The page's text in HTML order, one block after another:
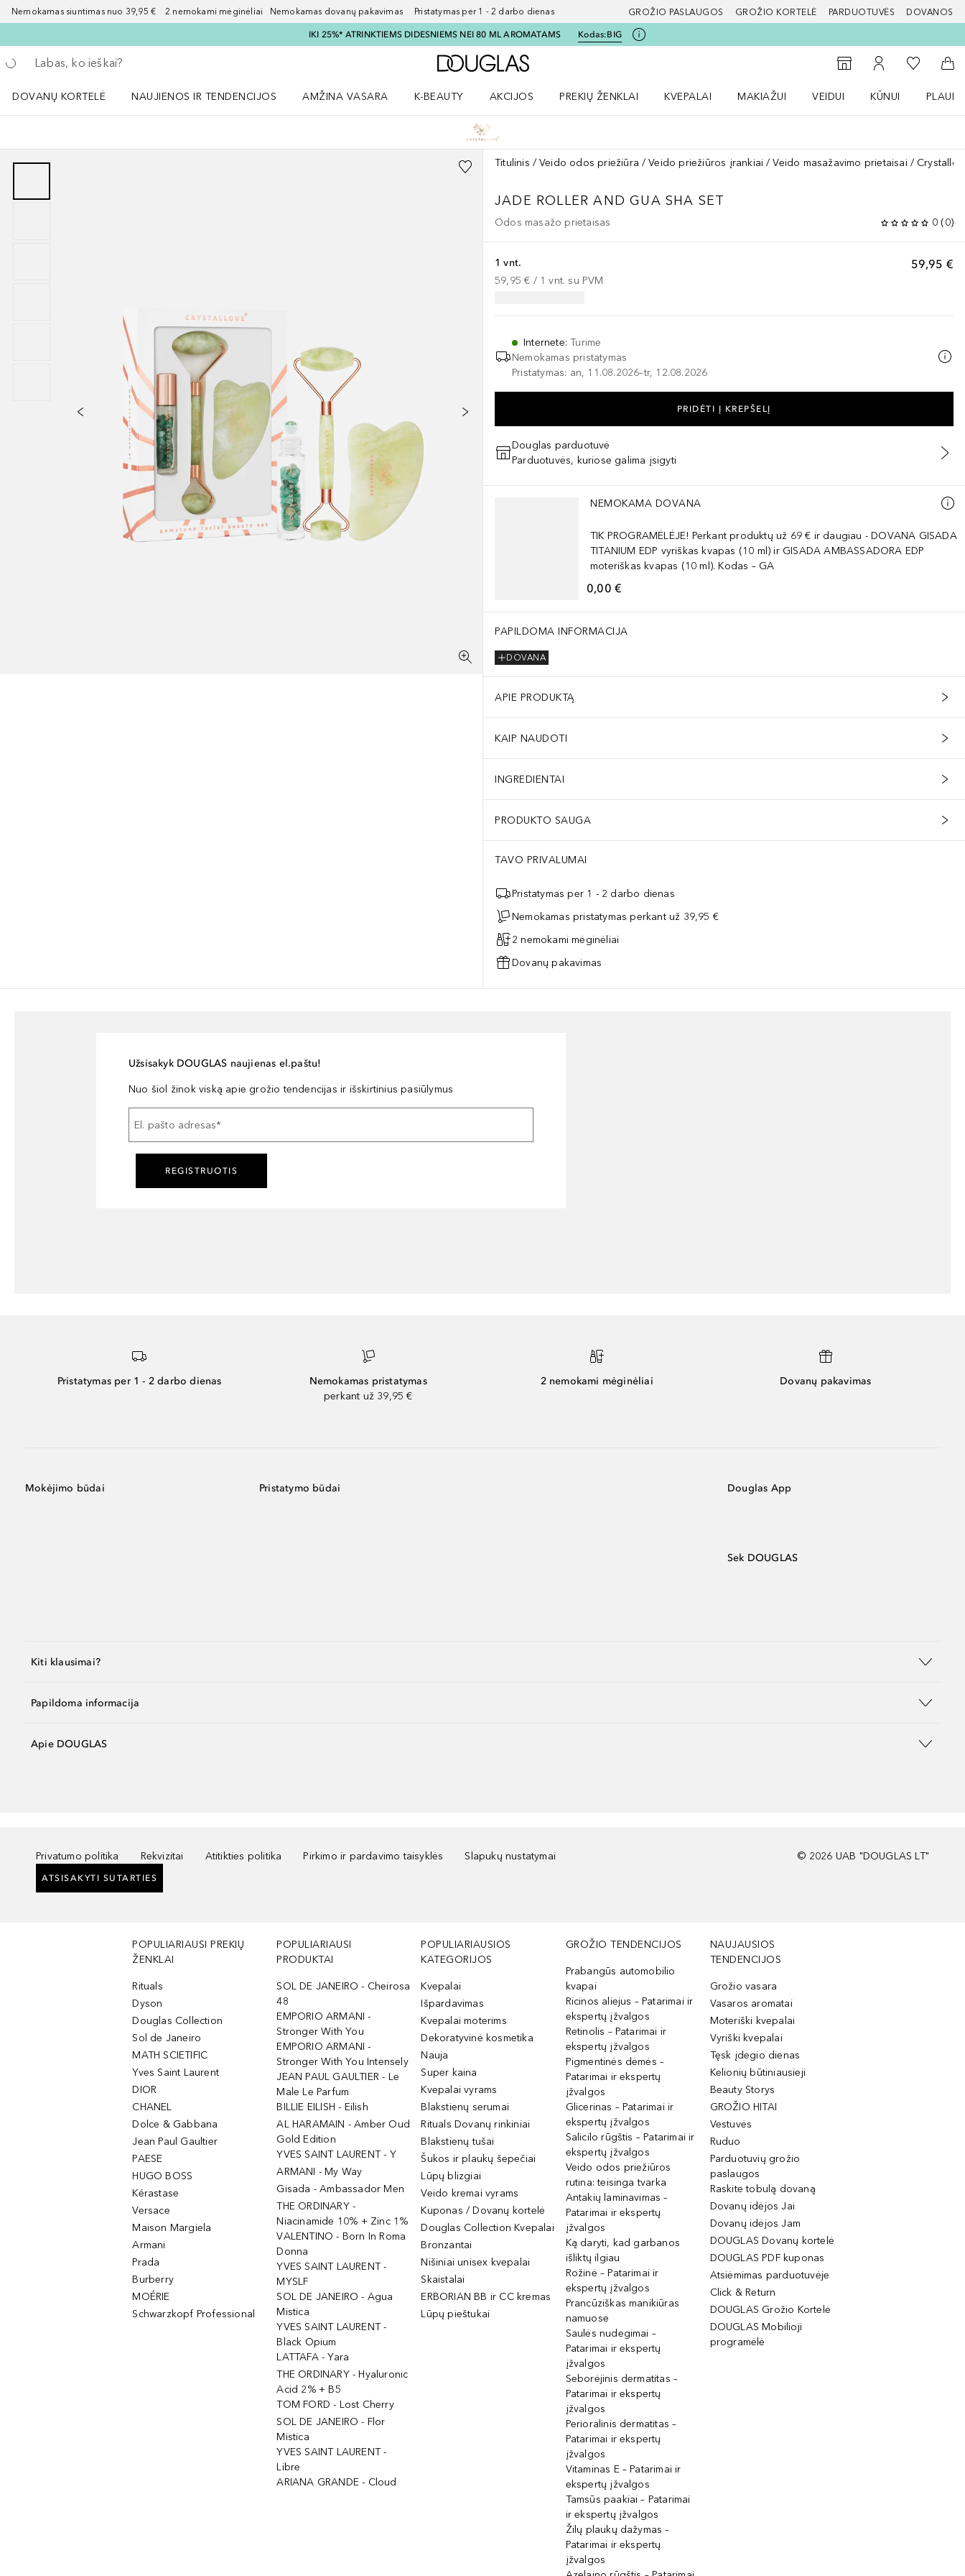
Nemokamas siuntimas nuo 39,95 € 2 nemokami mėginėliai Nemokamas dovanų pakavimas Pristatymas per 1 - 2 darbo dienas GROŽIO PASLAUGOS GROŽIO KORTELĖ PARDUOTUVĖS DOVANOS
IKI 25%* ATRINKTIEMS DIDESNIEMS NEI 80 ML AROMATAMS Kodas:BIG
Grįžk atgal
Vykdykite paiešką
Į Douglas pagrindinį puslapį
Į parduotuvių paiešką
Į mano paskyrą
Į mano
Į
DOVANŲ KORTELĖ
NAUJIENOS IR TENDENCIJOS
AMŽINA VASARA
K-BEAUTY
AKCIJOS
PREKIŲ ŽENKLAI
KVEPALAI
MAKIAŽUI
VEIDUI
KŪNUI
Titulinis Veido odos priežiūra Veido priežiūros įrankiai Veido masažavimo prietaisai
JADE ROLLER AND GUA SHA SET
Odos masažo prietaisas 0 (0)
59,95 €
1 vnt.
59,95 € / 1 vnt. su PVM
Internete:Turime
Nemokamas pristatymas
Pristatymas: an, 11.08.2026–tr, 12.08.2026
PRIDĖTI Į KREPŠELĮ
Douglas parduotuvė
Parduotuvės, kuriose galima įsigyti
Praleisti slankiklį
NEMOKAMA DOVANA
TIK PROGRAMĖLĖJE! Perkant produktų už 69 € ir daugiau - DOVANA GISADA
TITANIUM EDP vyriškas kvapas (10 ml) ir GISADA AMBASSADORA EDP
moteriškas kvapas (10 ml). Kodas – GA
0,00 €
PAPILDOMA INFORMACIJA
DOVANA
APIE PRODUKTĄ
KAIP NAUDOTI
INGREDIENTAI
PRODUKTO SAUGA
TAVO PRIVALUMAI
Pristatymas per 1 - 2 darbo dienas
Nemokamas pristatymas perkant už 39,95 €
2 nemokami mėginėliai
Dovanų pakavimas
Užsisakyk DOUGLAS naujienas el.paštu!
Nuo šiol žinok viską apie grožio tendencijas ir išskirtinius pasiūlymus
El. pašto adresas*
REGISTRUOTIS
Pristatymas per 1 - 2 darbo dienas
Nemokamas pristatymas
perkant už 39,95 €
2 nemokami mėginėliai Dovanų pakavimas
Mokėjimo būdai Pristatymo būdai Douglas App
Sek DOUGLAS
Kiti klausimai?
Papildoma informacija
Apie DOUGLAS
Privatumo politika Rekvizitai Atitikties politika Pirkimo ir pardavimo taisyklės Slapukų nustatymai
ATSISAKYTI SUTARTIES
© 2026 UAB "DOUGLAS LT"
POPULIARIAUSI PREKIŲ
ŽENKLAI
Rituals
Dyson
Douglas Collection
Sol de Janeiro
MATH SCIETIFIC
Yves Saint Laurent
DIOR
CHANEL
Dolce & Gabbana
Jean Paul Gaultier
PAESE
HUGO BOSS
Kérastase
Versace
Maison Margiela
Armani
Prada
Burberry
MOÉRIE
Schwarzkopf Professional
POPULIARIAUSI
PRODUKTAI
SOL DE JANEIRO - Cheirosa
48
EMPORIO ARMANI -
Stronger With You
EMPORIO ARMANI -
Stronger With You Intensely
JEAN PAUL GAULTIER - Le
Male Le Parfum
BILLIE EILISH - Eilish
AL HARAMAIN - Amber Oud
Gold Edition
YVES SAINT LAURENT - Y
ARMANI - My Way
Gisada - Ambassador Men
THE ORDINARY -
Niacinamide 10% + Zinc 1%
VALENTINO - Born In Roma
Donna
YVES SAINT LAURENT -
MYSLF
SOL DE JANEIRO - Agua
Mistica
YVES SAINT LAURENT -
Black Opium
LATTAFA - Yara
THE ORDINARY - Hyaluronic
Acid 2% + B5
TOM FORD - Lost Cherry
SOL DE JANEIRO - Flor
Mistica
YVES SAINT LAURENT -
Libre
ARIANA GRANDE - Cloud
POPULIARIAUSIOS
KATEGORIJOS
Kvepalai
Išpardavimas
Kvepalai moterims
Dekoratyvinė kosmetika
Nauja
Super kaina
Kvepalai vyrams
Blakstienų serumai
Rituals Dovanų rinkiniai
Blakstienų tušai
Šukos ir plaukų šepečiai
Lūpų blizgiai
Veido kremai vyrams
Kuponas / Dovanų kortelė
Douglas Collection Kvepalai
Bronzantai
Nišiniai unisex kvepalai
Skaistalai
ERBORIAN BB ir CC kremas
Lūpų pieštukai
GROŽIO TENDENCIJOS
Prabangūs automobilio
kvapai
Ricinos aliejus – Patarimai ir
ekspertų įžvalgos
Retinolis – Patarimai ir
ekspertų įžvalgos
Pigmentinės dėmės –
Patarimai ir ekspertų
įžvalgos
Glicerinas – Patarimai ir
ekspertų įžvalgos
Salicilo rūgštis – Patarimai ir
ekspertų įžvalgos
Veido odos priežiūros
rutina: teisinga tvarka
Antakių laminavimas –
Patarimai ir ekspertų
įžvalgos
Ką daryti, kad garbanos
išliktų ilgiau
Rožinė – Patarimai ir
ekspertų įžvalgos
Prancūziškas manikiūras
namuose
Saulės nudegimai –
Patarimai ir ekspertų
įžvalgos
Seborėjinis dermatitas –
Patarimai ir ekspertų
įžvalgos
Perioralinis dermatitas –
Patarimai ir ekspertų
įžvalgos
Vitaminas E – Patarimai ir
ekspertų įžvalgos
Tamsūs paakiai – Patarimai
ir ekspertų įžvalgos
Žilų plaukų dažymas –
Patarimai ir ekspertų
įžvalgos
NAUJAUSIOS
TENDENCIJOS
Grožio vasara
Vasaros aromatai
Moteriški kvepalai
Vyriški kvepalai
Tęsk įdegio dienas
Kelionių būtiniausieji
Beauty Storys
GROŽIO HITAI
Vestuvės
Ruduo
Parduotuvių grožio
paslaugos
Raskite tobulą dovaną
Dovanų idėjos Jai
Dovanų idėjos Jam
DOUGLAS Dovanų kortelė
DOUGLAS PDF kuponas
Atsiėmimas parduotuvėje
Click & Return
DOUGLAS Grožio Kortelė
DOUGLAS Mobilioji
programėlė